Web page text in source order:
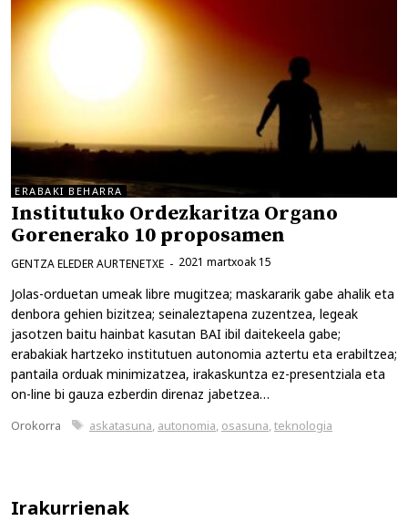
ERABAKI BEHARRA
Institutuko Ordezkaritza Organo
Gorenerako 10 proposamen
2021 martxoak 15
GENTZA ELEDER AURTENETXE
Jolas-orduetan umeak libre mugitzea; maskararik gabe ahalik eta
denbora gehien bizitzea; seinaleztapena zuzentzea, legeak
jasotzen baitu hainbat kasutan BAI ibil daitekeela gabe;
erabakiak hartzeko institutuen autonomia aztertu eta erabiltzea;
pantaila orduak minimizatzea, irakaskuntza ez-presentziala eta
on-line bi gauza ezberdin direnaz jabetzea…
Kategoriak
Orokorra Etiketak
askatasuna, autonomia, osasuna,teknologia
Irakurrienak